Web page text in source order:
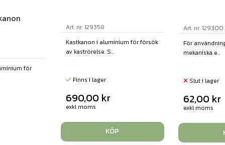
för
Art. nr: 129358
Kastkanon i aluminium för försök
av kaströrelse. S...
Finns i lager
690,00 kr
exkl moms
KÖP
Art. nr: 129300
För
mekaniska e...
Slut i lager
62,00 kr
exkl moms